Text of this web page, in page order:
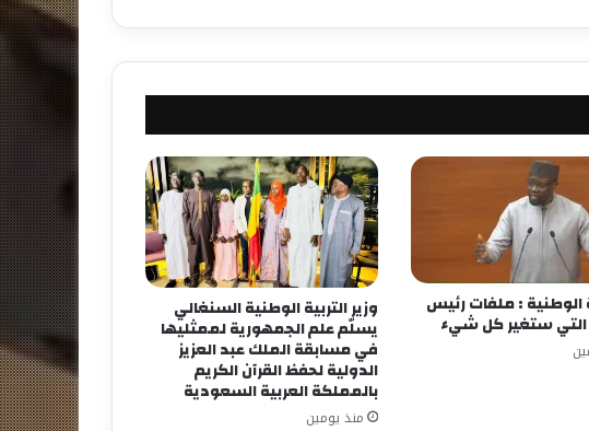
الوطنية : ملفات رئيس
التي ستغير كل شيء
وزير التربية الوطنية السنغالي
يسلّم علم الجمهورية لممثليها
في مسابقة الملك عبد العزيز
الدولية لحفظ القرآن الكريم
بالمملكة العربية السعودية
منذ يومين